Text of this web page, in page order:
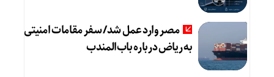
مصر وارد عمل شد/ سفر مقامات امنیتی
به ریاض درباره باب‌المندب